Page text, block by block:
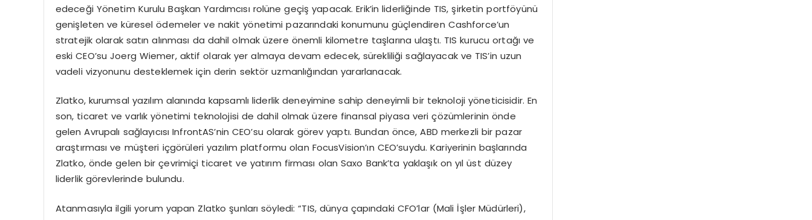
edeceği Yönetim Kurulu Başkan Yardımcısı rolüne geçiş yapacak. Erik’in liderliğinde TIS, şirketinportföyünü
genişleten ve küreselödemeler ve nakit yönetimi pazarındaki konumunu güçlendiren Cashforce’un
stratejik olarak satın alınması da dahil olmak üzere önemli kilometre taşlarına ulaştı. TIS kurucu ortağı ve
eski CEO’suJoerg Wiemer, aktif olarak yer almaya devam edecek, sürekliliği sağlayacak ve TIS’in uzun
vadeli vizyonunu desteklemek için derin sektör uzmanlığından yararlanacak.
Zlatko, kurumsal yazılım alanında kapsamlı liderlik deneyimine sahip deneyimli bir teknoloji yöneticisidir. En
son, ticaret ve varlık yönetimi teknolojisi de dahil olmak üzere finansal piyasa veri çözümlerininönde
gelen Avrupalı sağlayıcısı InfrontAS’nin CEO’su olarak görev yaptı. Bundan önce, ABD merkezli bir pazar
araştırmasıve müşteri içgörüleri yazılım platformu olan FocusVision’ın CEO’suydu. Kariyerinin başlarında
Zlatko, önde gelen bir çevrimiçi ticaret ve yatırım firması olanSaxo Bank’ta yaklaşık on yıl üst düzey
liderlik görevlerinde bulundu.
Atanmasıyla ilgili yorum yapan Zlatko şunları söyledi: “TIS, dünya çapındaki CFO’lar(Mali İşler Müdürleri),